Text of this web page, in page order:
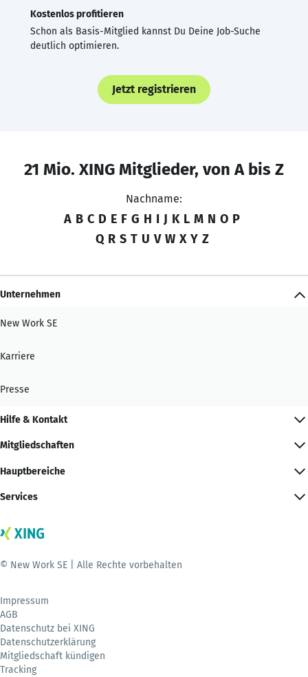
Kostenlos profitieren
Schon als Basis-Mitglied kannst Du Deine Job-Suche
deutlich optimieren.
Jetzt registrieren
21 Mio. XING Mitglieder, von A bis Z
Nachname:
A B C D E F G H I J K L M N O P
Q R S T U V W X Y Z
Unternehmen
New Work SE
Karriere
Presse
Hilfe & Kontakt
Mitgliedschaften
Hauptbereiche
Services
© New Work SE | Alle Rechte vorbehalten
Impressum
AGB
Datenschutz bei XING
Datenschutzerklärung
Mitgliedschaft kündigen
Tracking